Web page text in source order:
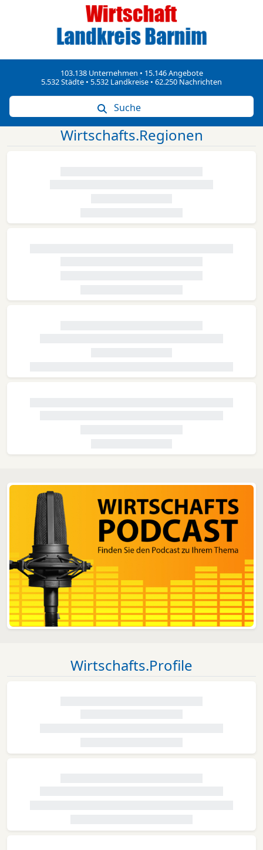
103.138 Unternehmen • 15.146 Angebote
5.532 Städte • 5.532 Landkreise • 62.250 Nachrichten
Suche
Wirtschafts.Regionen
Wirtschafts.Profile